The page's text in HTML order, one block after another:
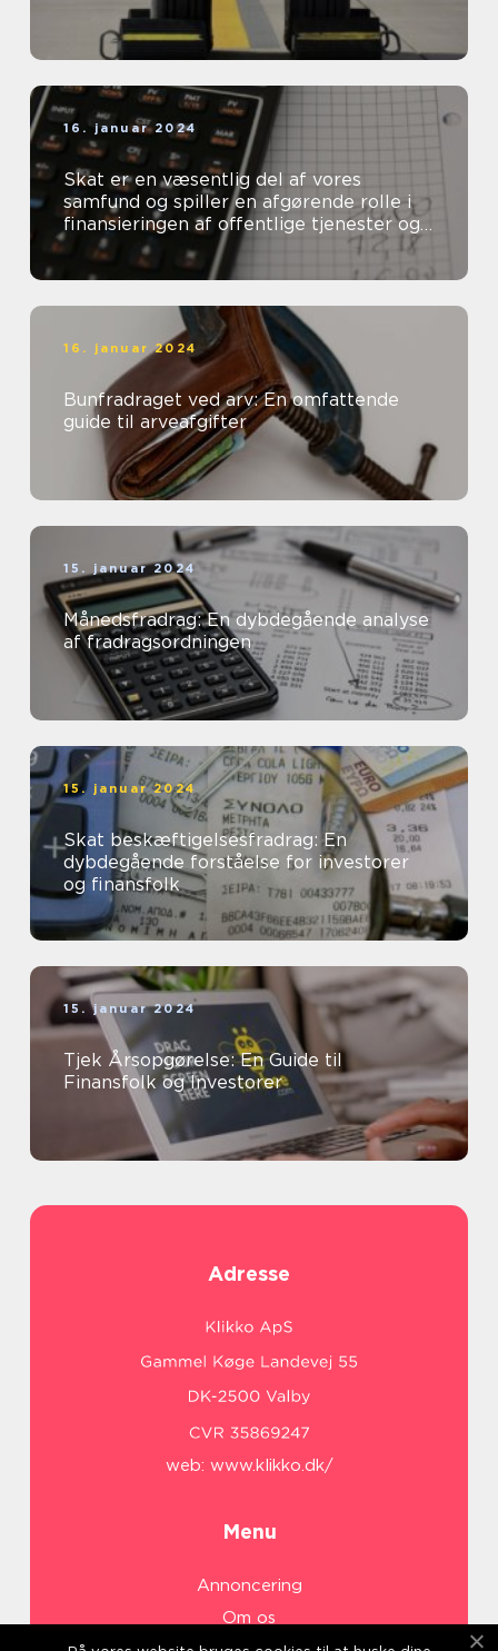
16. januar 2024
Skat er en væsentlig del af vores
samfund og spiller en afgørende rolle i
finansieringen af offentlige tjenester og
velfærdsydelser
16. januar 2024
Bunfradraget ved arv: En omfattende
guide til arveafgifter
15. januar 2024
Månedsfradrag: En dybdegående analyse
af fradragsordningen
15. januar 2024
Skat beskæftigelsesfradrag: En
dybdegående forståelse for investorer
og finansfolk
15. januar 2024
Tjek Årsopgørelse: En Guide til
Finansfolk og Investorer
Adresse
web: www.klikko.dk/
Menu
Annoncering
Om os